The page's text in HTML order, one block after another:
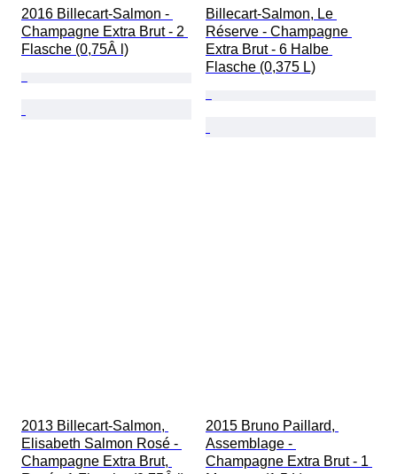
2016 Billecart-Salmon -
Champagne Extra Brut - 2
Flasche (0,75Â l)
Billecart-Salmon, Le
Réserve - Champagne
Extra Brut - 6 Halbe
Flasche (0,375 L)
2013 Billecart-Salmon,
Elisabeth Salmon Rosé -
Champagne Extra Brut,
2015 Bruno Paillard,
Assemblage -
Champagne Extra Brut - 1